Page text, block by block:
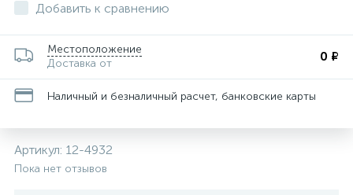
Добавить к сравнению
Местоположение
Доставка от
0 ₽
Наличный и безналичный расчет, банковские карты
Артикул: 12-4932
Пока нет отзывов